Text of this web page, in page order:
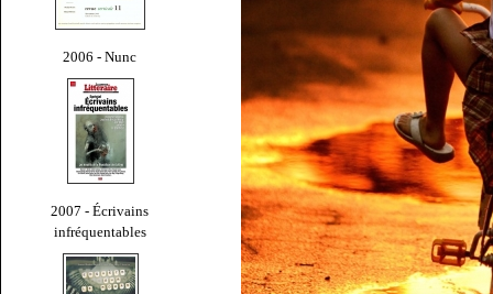
2006 - Nunc
2007 - Écrivains
infréquentables